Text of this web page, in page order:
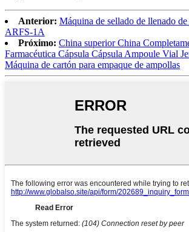
Anterior: Máquina de sellado de llenado
ARFS-1A
Próximo: China superior China
Farmacéutica Cápsula Cápsula Ampoule Vial
Máquina de cartón para empaque de ampollas